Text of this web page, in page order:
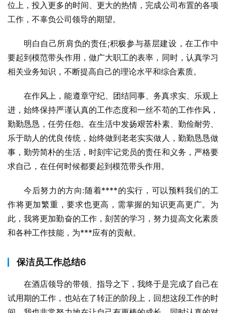
位上，投入更多的时间、更大的热情，完成公司布置的各项
工作，不辜负公司领导的期望。
明白自己所肩负的责任;积极参与基层建设，在工作中
要起到模范带头作用，做广大职工的表率，同时，认真学习
相关业务知识，不断提高自己的理论水平和综合素质。
在作风上，能遵章守纪、团结同事、务真求实、乐观上
进，始终保持严谨认真的工作态度和一丝不苟的工作作风，
勤勤恳恳，任劳任怨。在生活中发扬艰苦朴素、勤俭耐劳、
乐于助人的优良传统，始终做到老老实实做人，勤勤恳恳做
事，勤劳简朴的生活，时刻牢记党员的责任和义务，严格要
求自己，在任何时候都要起到模范带头作用。
今后努力的方向:随着****的实行，可以预料我们的工
作将更加繁重，要求也更高，需掌握的知识更高更广。为
此，我将更加勤奋的工作，刻苦的学习，努力提高文化素质
和各种工作技能，为***应有的贡献。
保洁员工作总结6
在酒店领导的带领、指导之下，我终于是完成了自己在
试用期的工作，也站在了转正的阶段上，回想这段工作的时